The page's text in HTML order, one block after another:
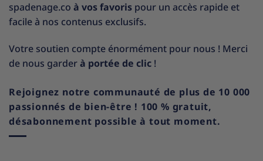
spadenage.co à vos favoris pour un accès rapide et
facile à nos contenus exclusifs.
Votre soutien compte énormément pour nous ! Merci
de nous garderà portée de clic !
Rejoignez notre communauté de plus de 10 000
passionnés de bien-être ! 100 % gratuit,
désabonnement possible à tout moment.